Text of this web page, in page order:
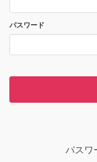
パスワード
パスワ